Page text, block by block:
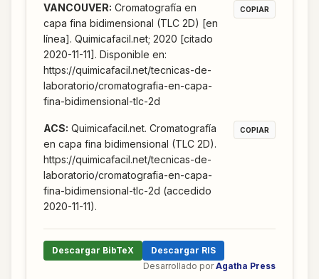
VANCOUVER: Cromatografía en
capa fina bidimensional (TLC 2D) [en
línea]. Quimicafacil.net; 2020 [citado
2020-11-11]. Disponible en:
https://quimicafacil.net/tecnicas-de-
laboratorio/cromatografia-en-capa-
fina-bidimensional-tlc-2d
COPIAR
ACS: Quimicafacil.net. Cromatografía
en capa fina bidimensional (TLC 2D).
https://quimicafacil.net/tecnicas-de-
laboratorio/cromatografia-en-capa-
fina-bidimensional-tlc-2d (accedido
2020-11-11).
COPIAR
Descargar BibTeX
Descargar RIS
Desarrollado por Agatha Press